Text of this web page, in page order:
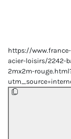
https://
acier-loisirs/2242-
2mx2m-